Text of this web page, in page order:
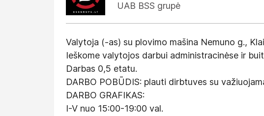
UAB BSS grupė
Valytoja (-as) su plovimo mašina Nemuno g.,
Ieškome valytojos darbui administracinėse ir
Darbas 0,5 etatu.
DARBO POBŪDIS: plauti dirbtuves su
DARBO GRAFIKAS:
I-V nuo 15:00-19:00 val.